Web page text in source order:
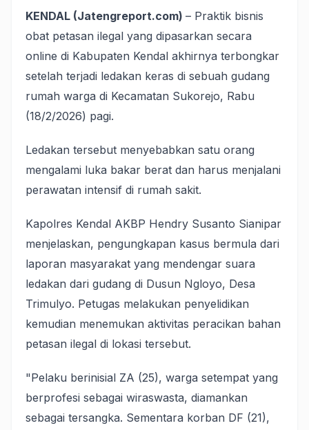
KENDAL (Jatengreport.com) – Praktik bisnis
obat petasan ilegal yang dipasarkan secara
online di Kabupaten Kendal akhirnya terbongkar
setelah terjadi ledakan keras di sebuah gudang
rumah warga di Kecamatan Sukorejo, Rabu
(18/2/2026) pagi.
Ledakan tersebut menyebabkan satu orang
mengalami luka bakar berat dan harus menjalani
perawatan intensif di rumah sakit.
Kapolres Kendal AKBP Hendry Susanto Sianipar
menjelaskan, pengungkapan kasus bermula dari
laporan masyarakat yang mendengar suara
ledakan dari gudang di Dusun Ngloyo, Desa
Trimulyo. Petugas melakukan penyelidikan
kemudian menemukan aktivitas peracikan bahan
petasan ilegal di lokasi tersebut.
"Pelaku berinisial ZA (25), warga setempat yang
berprofesi sebagai wiraswasta, diamankan
sebagai tersangka. Sementara korban DF (21),